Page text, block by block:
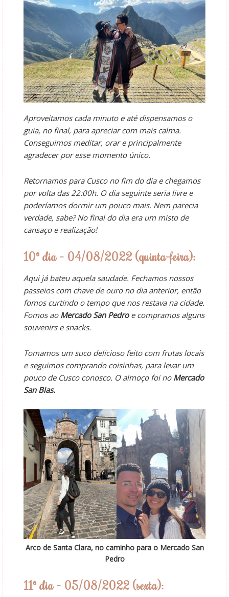
Aproveitamos cada minuto e até dispensamos o
guia, no final, para apreciar com mais calma.
Conseguimos meditar, orar e principalmente
agradecer por esse momento único.
Retornamos para Cusco no fim do dia e chegamos
por volta das 22:00h. O dia seguinte seria livre e
poderíamos dormir um pouco mais. Nem parecia
verdade, sabe? No final do dia era um misto de
cansaço e realização!
10º dia – 04/08/2022 (quinta-feira):
Aqui já bateu aquela saudade. Fechamos nossos
passeios com chave de ouro no dia anterior, então
fomos curtindo o tempo que nos restava na cidade.
Fomos ao Mercado San Pedroe compramos alguns
souvenirs e snacks.
Tomamos um suco delicioso feito com frutas locais
e seguimos comprando coisinhas, para levar um
pouco de Cusco conosco. O almoço foi no Mercado
San Blas.
Arco de Santa Clara, no caminho para o Mercado San
Pedro
11º dia – 05/08/2022 (sexta):